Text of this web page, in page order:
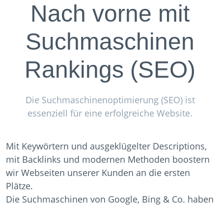
Nach vorne mit
Suchmaschinen
Rankings (SEO)
Die Suchmaschinenoptimierung (SEO) ist
essenziell für eine erfolgreiche Website.
Mit Keywörtern und ausgeklügelter Descriptions,
mit Backlinks und modernen Methoden boostern
wir Webseiten unserer Kunden an die ersten
Plätze.
Die Suchmaschinen von Google, Bing & Co. haben